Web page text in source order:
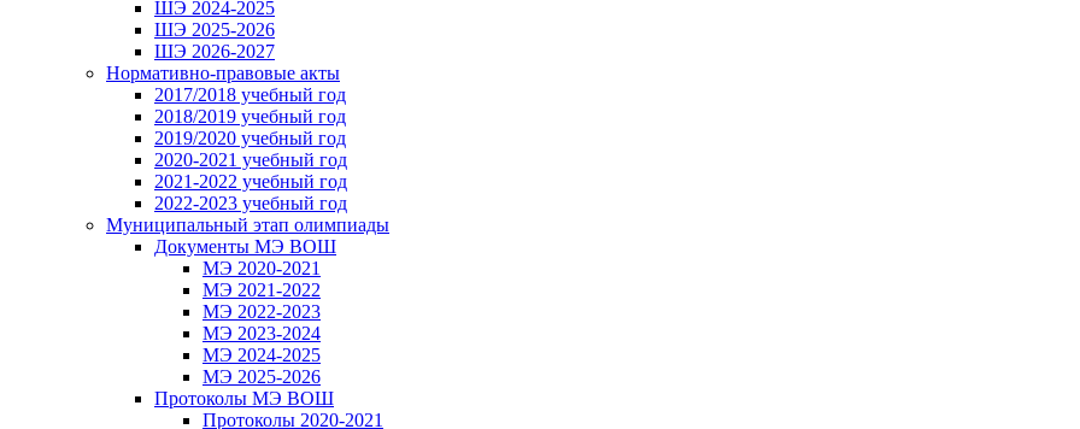
ШЭ 2024-2025
ШЭ 2025-2026
ШЭ 2026-2027
Нормативно-правовые акты
2017/2018 учебный год
2018/2019 учебный год
2019/2020 учебный год
2020-2021 учебный год
2021-2022 учебный год
2022-2023 учебный год
Муниципальный этап олимпиады
Документы МЭ ВОШ
МЭ 2020-2021
МЭ 2021-2022
МЭ 2022-2023
МЭ 2023-2024
МЭ 2024-2025
МЭ 2025-2026
Протоколы МЭ ВОШ
Протоколы 2020-2021